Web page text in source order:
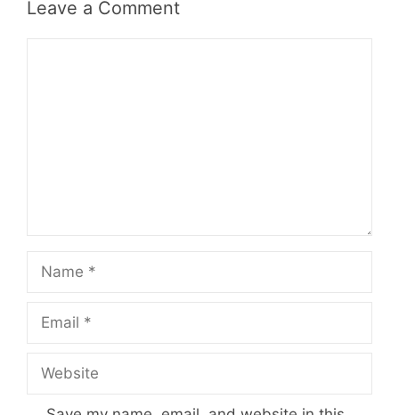
Leave a Comment